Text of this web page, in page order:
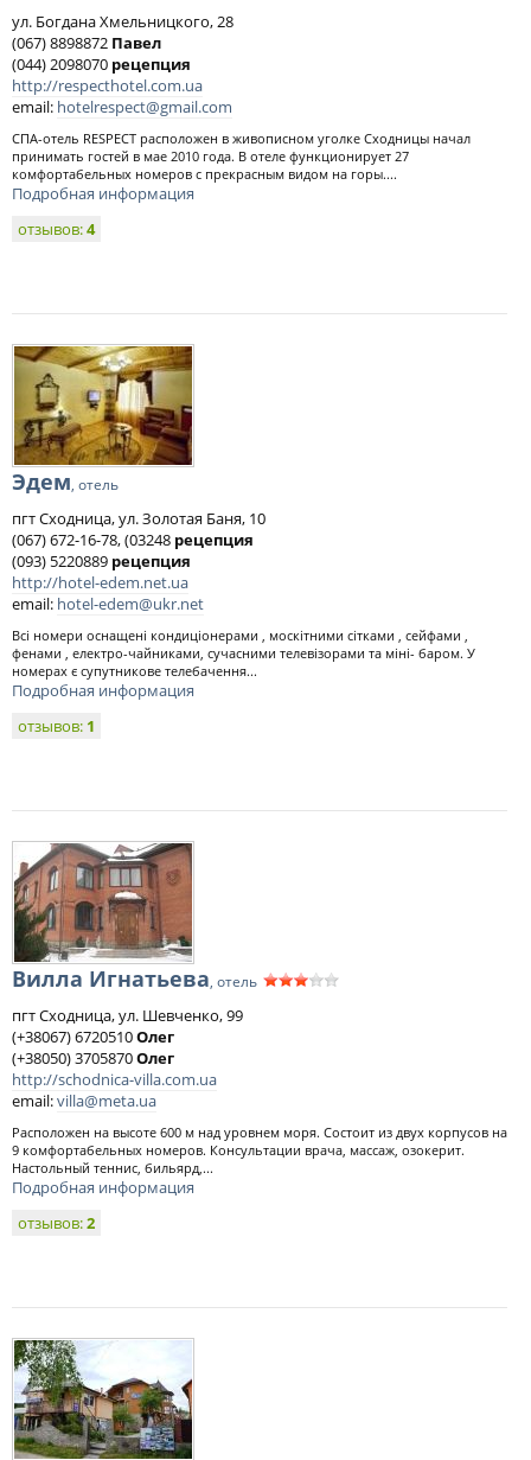
ул. Богдана Хмельницкого, 28
(067) 8898872 Павел
(044) 2098070 рецепция
http://respecthotel.com.ua
email: hotelrespect@gmail.com
СПА-отель RESPECT расположен в живописном уголке Сходницы начал
принимать гостей в мае 2010 года. В отеле функционирует 27
комфортабельных номеров с прекрасным видом на горы....
Подробная информация
отзывов:4
Эдем, отель
пгт Сходница, ул. Золотая Баня, 10
(067) 672-16-78, (03248 рецепция
(093) 5220889 рецепция
http://hotel-edem.net.ua
email: hotel-edem@ukr.net
Всі номери оснащені кондиціонерами , москітними сітками , сейфами ,
фенами , електро-чайниками, сучасними телевізорами та міні- баром. У
номерах є супутникове телебачення...
Подробная информация
отзывов: 1
Вилла Игнатьева, отель
пгт Сходница, ул. Шевченко, 99
(+38067) 6720510Олег
(+38050) 3705870Олег
http://schodnica-villa.com.ua
email:villa@meta.ua
Расположен на высоте 600 м над уровнем моря. Состоит из двух корпусов на
9 комфортабельных номеров. Консультации врача, массаж, озокерит.
Настольный теннис, бильярд,...
Подробная информация
отзывов:2